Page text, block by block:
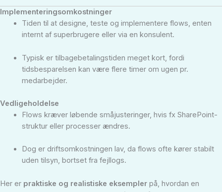
Implementeringsomkostninger
Tiden til at designe, teste og implementere flows, enten
internt af superbrugere eller via en konsulent.
Typisk er tilbagebetalingstiden meget kort, fordi
tidsbesparelsen kan være flere timer om ugen pr.
medarbejder.
Vedligeholdelse
Flows kræver løbende småjusteringer, hvis fx SharePoint-
struktur eller processer ændres.
Dog er driftsomkostningen lav, da flows ofte kører stabilt
uden tilsyn, bortset fra fejllogs.
Her er praktiske og realistiske eksempler på, hvordan en